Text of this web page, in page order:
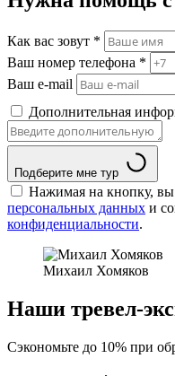
Как вас зовут *
Ваш номер телефона *
Ваш e-mail
Дополнительная
Подберите мне тур
Нажимая на кнопку, вы
персональных данных и
конфиденциальности.
Михаил Хомяков
Наши тревел-
Сэкономьте до 10% при